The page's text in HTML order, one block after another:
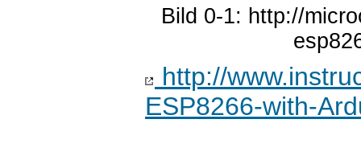
Bild 0-1: http://
http://
ESP8266-with-